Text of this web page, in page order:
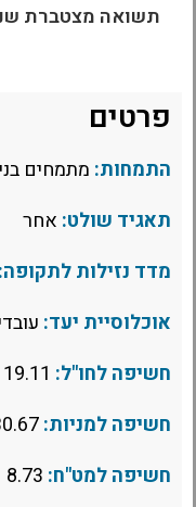
תשואה מצטברת שנתית
פרטים
התמחות: מתמחים
תאגיד שולט: אחר
מדד נזילות לתקופה:
אוכלוסיית יעד:
חשיפה לחו"ל:
חשיפה למניות:
חשיפה למט"ח: